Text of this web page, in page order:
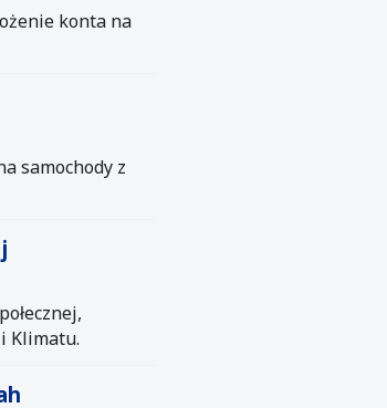
konta na
samochody z
Klimatu.